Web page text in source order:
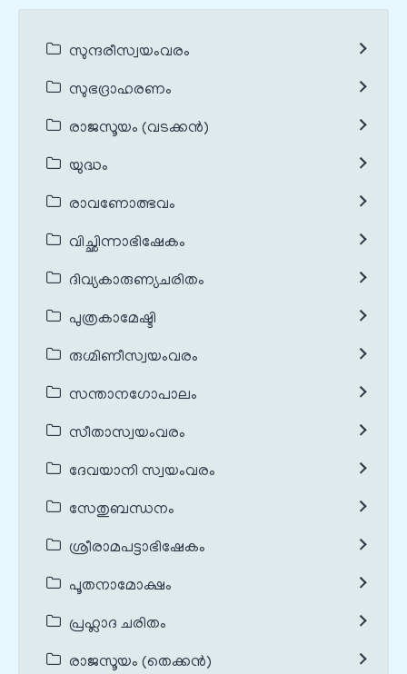
സുന്ദരീസ്വയംവരം
സുഭദ്രാഹരണം
രാജസൂയം (വടക്കൻ)
യുദ്ധം
രാവണോത്ഭവം
വിച്ഛിന്നാഭിഷേകം
ദിവ്യകാരുണ്യചരിതം
പുത്രകാമേഷ്ടി
രുഗ്മിണീസ്വയംവരം
സന്താനഗോപാലം
സീതാസ്വയംവരം
ദേവയാനി സ്വയംവരം
സേതുബന്ധനം
ശ്രീരാമപട്ടാഭിഷേകം
പൂതനാമോക്ഷം
പ്രഹ്ലാദ ചരിതം
രാജസൂയം (തെക്കൻ)